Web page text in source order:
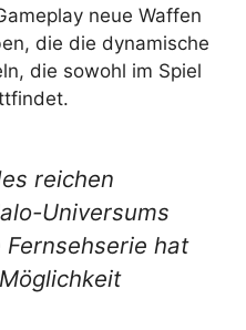
neue Waffen
die die dynamische
die sowohl im Spiel
reichen
Universums
hat